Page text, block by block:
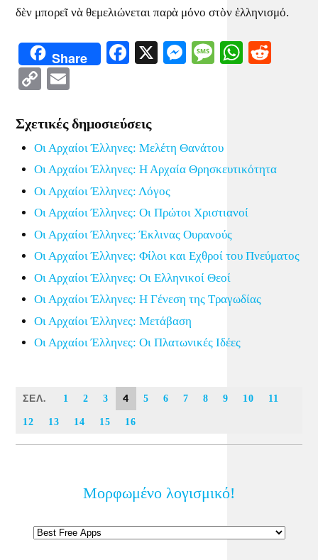
δὲν μπορεῖ νὰ θεμελιώνεται παρὰ μόνο στὸν ἑλληνισμό.
Share Facebook
X Messenger
Message
Copy
Σχετικές δημοσιεύσεις
Οι Αρχαίοι Έλληνες: Μελέτη Θανάτου
Οι Αρχαίοι Έλληνες: Η Αρχαία Θρησκευτικότητα
Οι Αρχαίοι Έλληνες: Λόγος
Οι Αρχαίοι Έλληνες: Οι Πρώτοι Χριστιανοί
Οι Αρχαίοι Έλληνες: Έκλινας Ουρανούς
Οι Αρχαίοι Έλληνες: Φίλοι και Εχθροί του Πνεύματος
Οι Αρχαίοι Έλληνες: Οι Ελληνικοί Θεοί
Οι Αρχαίοι Έλληνες: Η Γένεση της Τραγωδίας
Οι Αρχαίοι Έλληνες: Μετάβαση
Οι Αρχαίοι Έλληνες: Οι Πλατωνικές Ιδέες
ΣΕΛ. 1 2 3 4 5 6 7 8 9 10 11
12 13 14 15 16
Μορφωμένο λογισμικό!